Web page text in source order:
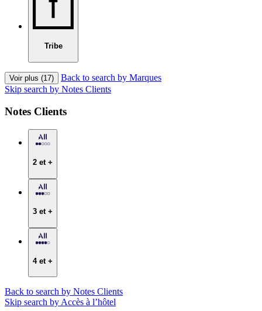
Tribe
Voir plus (17)
Back to search by Marques
Skip search by Notes Clients
Notes Clients
2 et +
3 et +
4 et +
Back to search by Notes Clients
Skip search by Accès à l’hôtel